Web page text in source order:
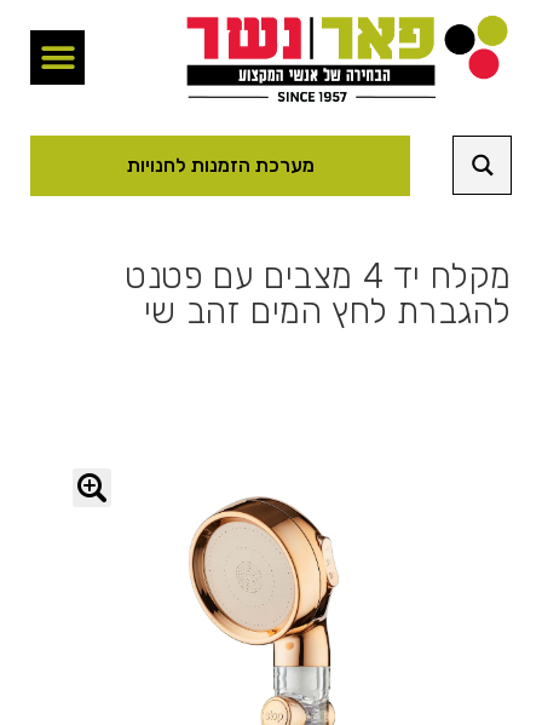
מערכת הזמנות לחנויות
מקלח יד 4 מצבים עם פטנט
להגברת לחץ המים זהב שי